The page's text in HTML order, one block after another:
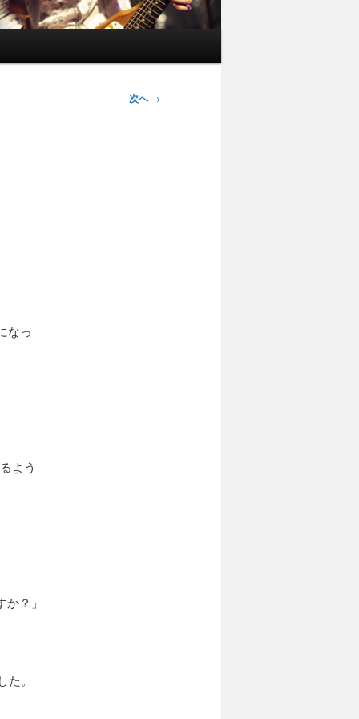
次へ→
なっ
よう
？」
。